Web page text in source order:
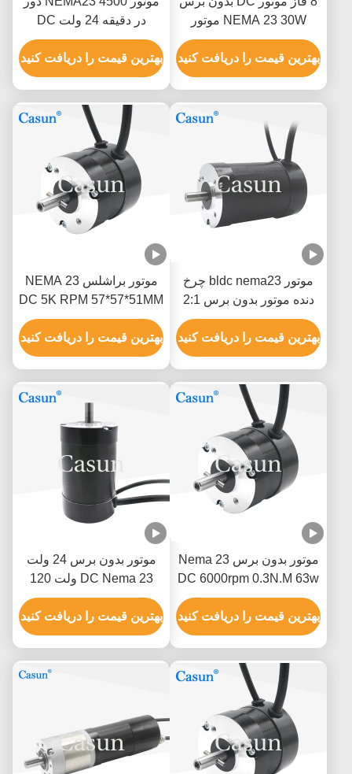
NEMA 23 30W موتور
کندی محوری
بهترین قیمت را دریافت کنید
در دقیقه 24 ولت DC
براشلس موتور Casun
BLDC برای ماشین چمن
زنی
بهترین قیمت را دریافت کنید
موتور bldc nema23 چرخ
دنده موتور بدون برس 2:1
موتور الکتریکی 120w dc
24v برای تجهیزات
اتوماسیون
بهترین قیمت را دریافت کنید
موتور براشلس NEMA 23
DC 5K RPM 57*57*51MM
0.3N.M
بهترین قیمت را دریافت کنید
موتور بدون برس Nema 23
DC 6000rpm 0.3N.M 63w
موتورهای الکتریکی DC
بهترین قیمت را دریافت کنید
موتور بدون برس 24 ولت
DC Nema 23 ولت 120
ولت موتور الکتریکی برای
ماشین لیزر
بهترین قیمت را دریافت کنید